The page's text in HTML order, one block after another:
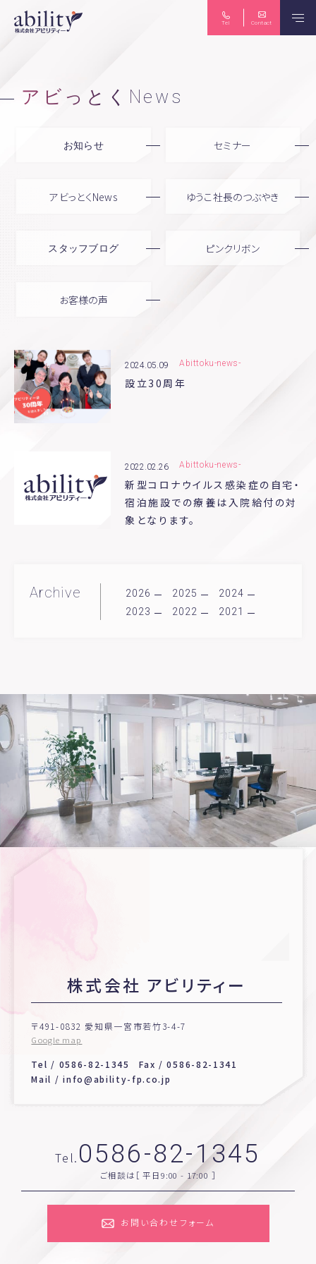
Tel Contact
保険のご相談 ライフプラン
Seminar
アビっとくNews
お知らせ セミナー
アビっとくNews ゆうこ社長のつぶやき
スタッフブログ ピンクリボン
お客様の声
2024.05.09 Abittoku-news-
設立30周年
2022.02.26 Abittoku-news-
新型コロナウイルス感染症の自宅・
宿泊施設での療養は入院給付の対
象となります。
Archive 2026 2025
2024
2023
2022 2021
株式会社 アビリティー
〒491-0832 愛知県一宮市若竹3-4-7
Google map
Tel / 0586-82-1345
Fax / 0586-82-1341
Mail /info@ability-fp.co.jp
Tel. 0586-82-1345
ご相談は［ 平日9:00 - 17:00 ］
お問い合わせフォーム